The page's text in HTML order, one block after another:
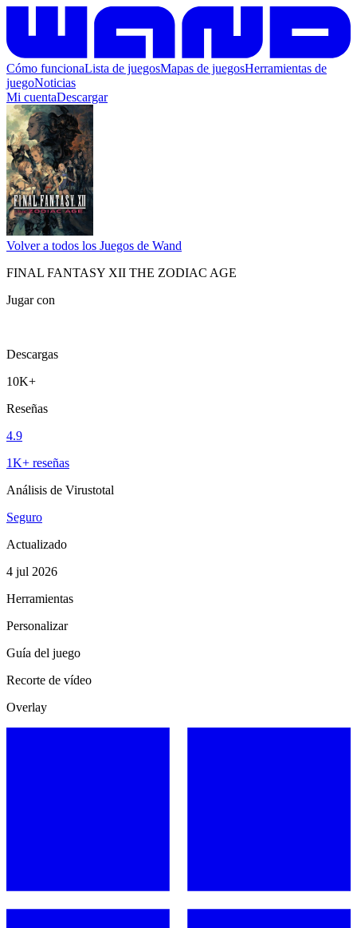
Cómo funcionaLista de juegosMapas de juegosHerramientas de
juegoNoticias
Mi cuentaDescargar
Volver a todos los Juegos de Wand
FINAL FANTASY XII THE ZODIAC AGE
Jugar con
Descargas
10K+
Reseñas
4.9
1K+ reseñas
Análisis de Virustotal
Seguro
Actualizado
4 jul 2026
Herramientas
Personalizar
Guía del juego
Recorte de vídeo
Overlay